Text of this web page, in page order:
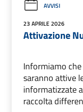
AVVISI
23 APRILE 2026
Attivazione
Informiamo
saranno attive
informatizzate
raccolta